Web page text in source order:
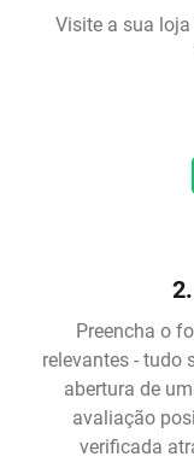
Visite a sua
Preencha o
relevantes - tudo
abertura de
avaliação
verificada